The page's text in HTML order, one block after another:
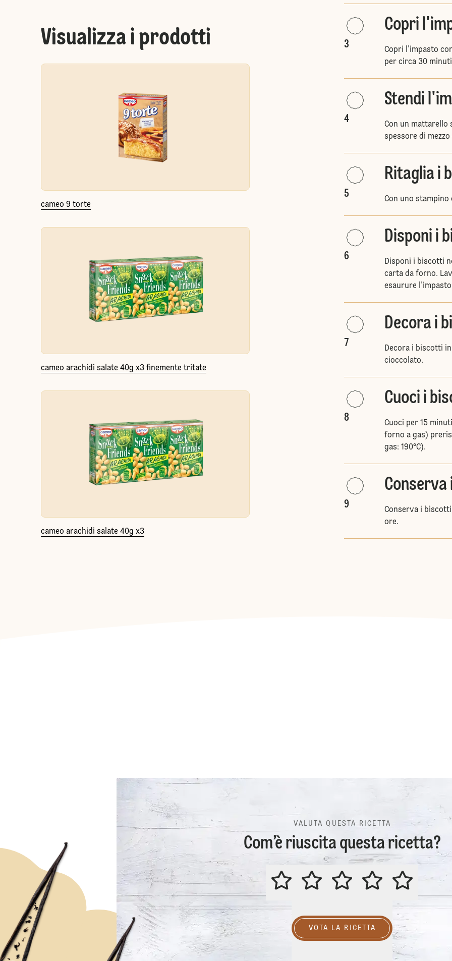
Visualizza i prodotti
cameo 9 torte
cameo arachidi salate 40g x3 finemente tritate
cameo arachidi salate 40g x3
3
Copri
Copri l'impasto
per circa 30
4
Stendi
Con un mattarello
spessore di
5
Ritaglia i
Con uno
6
Disponi i
Disponi i biscotti
carta da forno.
esaurure
7
Decora i
Decora i biscotti
cioccolato.
8
Cuoci i
Cuoci per 15
forno a gas)
gas: 190°C).
9
Conserva i
ore.
VALUTA QUESTA RICETTA
Com’è riuscita questa ricetta?
VALUTA QUESTA RICETTA
VOTA LA RICETTA